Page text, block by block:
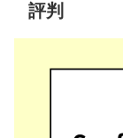
評判